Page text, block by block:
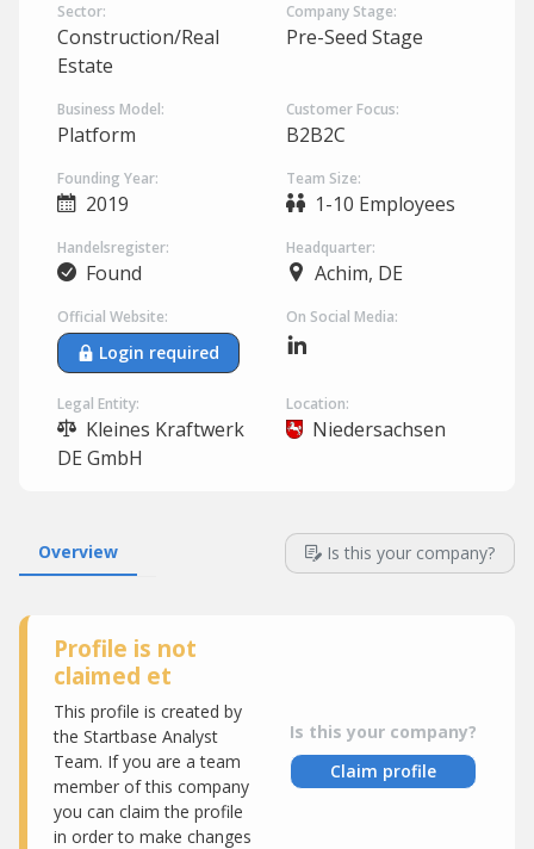
Sector:
Construction/Real
Estate
Company Stage:
Pre-Seed Stage
Business Model:
Platform
Customer Focus:
B2B2C
Founding Year:
2019
Team Size:
1-10 Employees
Handelsregister:
Found
Headquarter:
Achim, DE
Official Website:
Login required
On Social Media:
Legal Entity:
Kleines Kraftwerk
DE GmbH
Location:
Niedersachsen
Overview Is this your company?
Profile is not
claimed et
This profile is created by
the Startbase Analyst
Team. If you are a team
member of this company
you can claim the profile
in order to make changes
Is this your company?
Claim profile